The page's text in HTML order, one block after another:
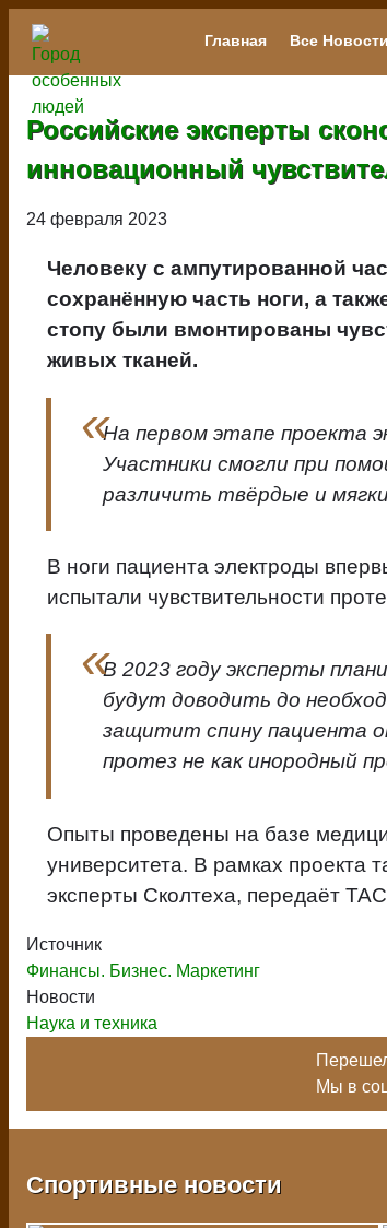
Перейти
основному
содержанию
Главная Все Новости
Российские эксперты
инновационный
24 февраля 2023
Человеку с ампутированной
сохранённую часть ноги, а
стопу были вмонтированы
живых тканей.
На первом этапе проекта
Участники смогли при
различить твёрдые и
В ноги пациента электроды
испытали чувствительности
В 2023 году эксперты
будут доводить до
защитит спину пациента
протез не как инородный
Опыты проведены на базе
университета. В рамках проекта
эксперты Сколтеха, передаёт
Источник
Финансы. Бизнес. Маркетинг
Новости
Наука и техника
Мы в
Спортивные новости